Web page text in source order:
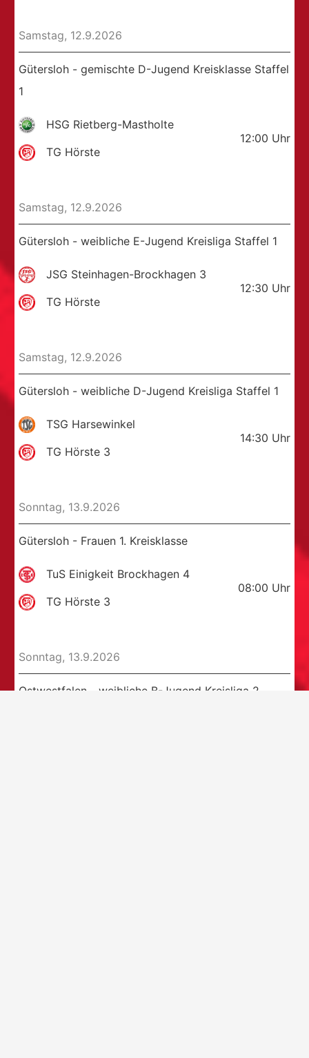
Samstag, 12.9.2026
Gütersloh - gemischte D-Jugend Kreisklasse Staffel
1
HSG Rietberg-Mastholte
TG Hörste
12:00 Uhr
Samstag, 12.9.2026
Gütersloh - weibliche E-Jugend Kreisliga Staffel 1
JSG Steinhagen-Brockhagen 3
TG Hörste
12:30 Uhr
Samstag, 12.9.2026
Gütersloh - weibliche D-Jugend Kreisliga Staffel 1
TSG Harsewinkel
TG Hörste 3
14:30 Uhr
Sonntag, 13.9.2026
Gütersloh - Frauen 1. Kreisklasse
TuS Einigkeit Brockhagen 4
TG Hörste 3
08:00 Uhr
Sonntag, 13.9.2026
Ostwestfalen - weibliche B-Jugend Kreisliga 2